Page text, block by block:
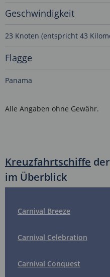
Geschwindigkeit
23 Knoten (entspricht 43
Flagge
Panama
Alle Angaben ohne Gewähr.
Kreuzfahrtschiffe der
im Überblick
Carnival Breeze
Carnival Celebration
Carnival Conquest